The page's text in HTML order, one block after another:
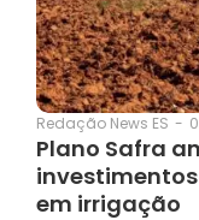
Redação News ES -
Plano Safra
em irrigação